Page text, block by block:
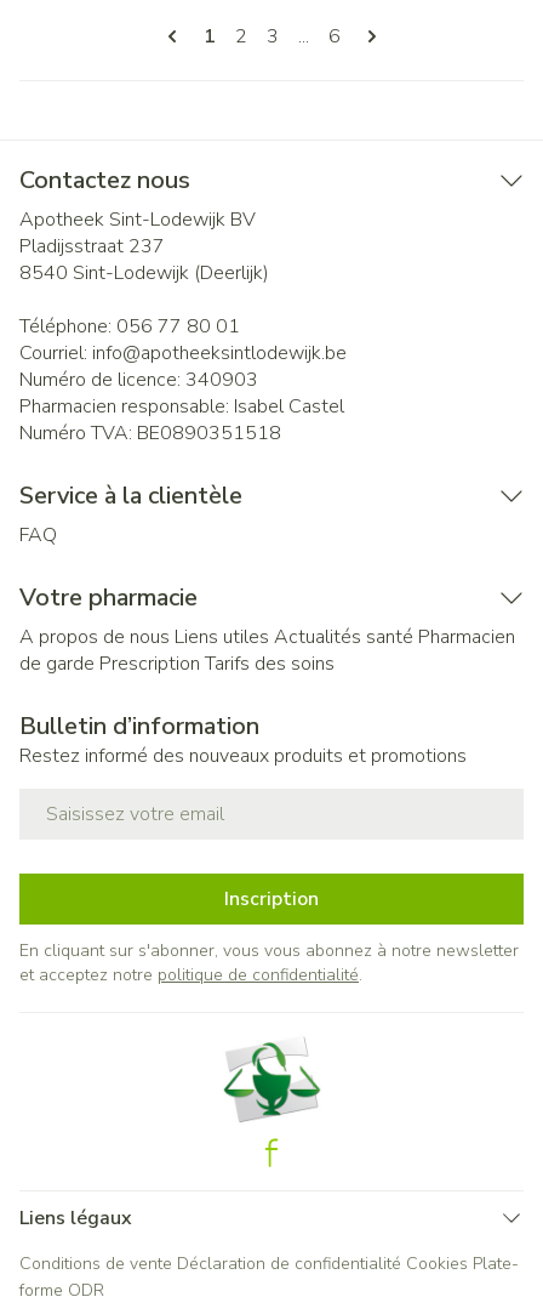
Pages
Vous lisez actuellement la page
1 Page
2 Page
3 ... Page
6
Contactez nous
Apotheek Sint-Lodewijk BV
Pladijsstraat 237
8540 Sint-Lodewijk (Deerlijk)
Téléphone: 056 77 80 01
Courriel: info@apotheeksintlodewijk.be
Numéro de licence: 340903
Pharmacien responsable: Isabel Castel
Numéro TVA: BE0890351518
Service à la clientèle
FAQ
Votre pharmacie
A propos de nous Liens utiles Actualités santé Pharmacien
de garde Prescription Tarifs des soins
Bulletin d’information
Restez informé des nouveaux produits et promotions
Inscription
En cliquant sur s'abonner, vous vous abonnez à notre newsletter
et acceptez notre politique de confidentialité.
Liens légaux
Conditions de vente Déclaration de confidentialité Cookies Plate-
forme ODR